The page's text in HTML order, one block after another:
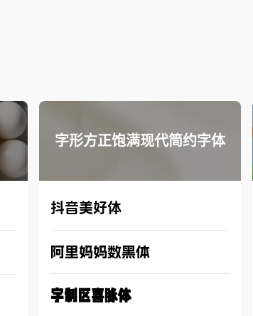
字形方正饱满现代简约字体
抖音美好体
阿里妈妈数黑体
字制区喜脉体